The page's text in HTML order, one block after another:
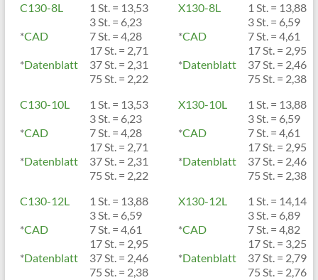
C130-8L
*CAD
*Datenblatt
1 St. = 13,53
3 St. = 6,23
7 St. = 4,28
17 St. = 2,71
37 St. = 2,31
75 St. = 2,22
X130-8L
*CAD
*Datenblatt
1 St. = 13,88
3 St. = 6,59
7 St. = 4,61
17 St. = 2,95
37 St. = 2,46
75 St. = 2,38
C130-10L
*CAD
*Datenblatt
1 St. = 13,53
3 St. = 6,23
7 St. = 4,28
17 St. = 2,71
37 St. = 2,31
75 St. = 2,22
X130-10L
*CAD
*Datenblatt
1 St. = 13,88
3 St. = 6,59
7 St. = 4,61
17 St. = 2,95
37 St. = 2,46
75 St. = 2,38
C130-12L
*CAD
*Datenblatt
1 St. = 13,88
3 St. = 6,59
7 St. = 4,61
17 St. = 2,95
37 St. = 2,46
75 St. = 2,38
X130-12L
*CAD
*Datenblatt
1 St. = 14,14
3 St. = 6,89
7 St. = 4,82
17 St. = 3,25
37 St. = 2,79
75 St. = 2,76